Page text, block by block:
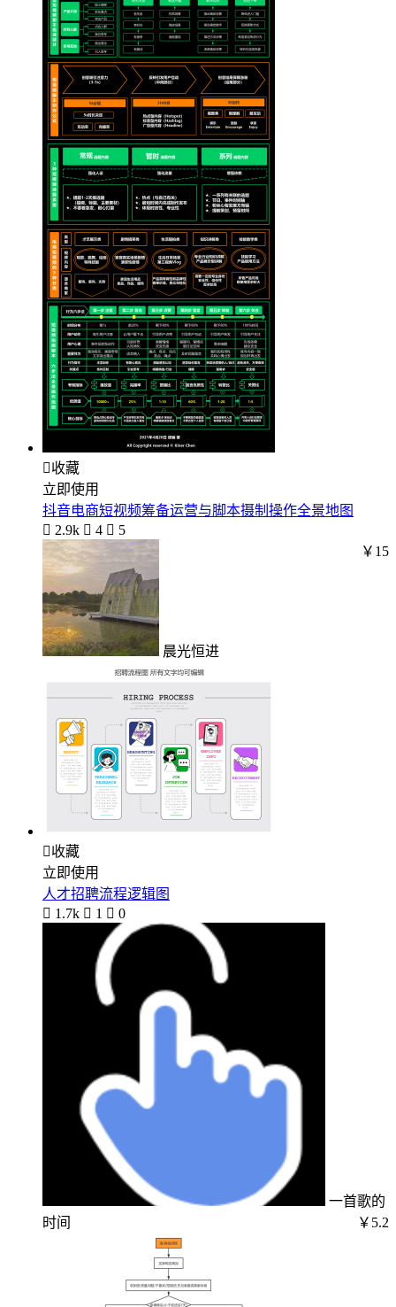
收藏
立即使用
抖音电商短视频筹备运营与脚本摄制操作全景地图
 2.9k  4  5
晨光恒进
￥15
收藏
立即使用
人才招聘流程逻辑图
 1.7k  1  0
一首歌的
时间
￥5.2